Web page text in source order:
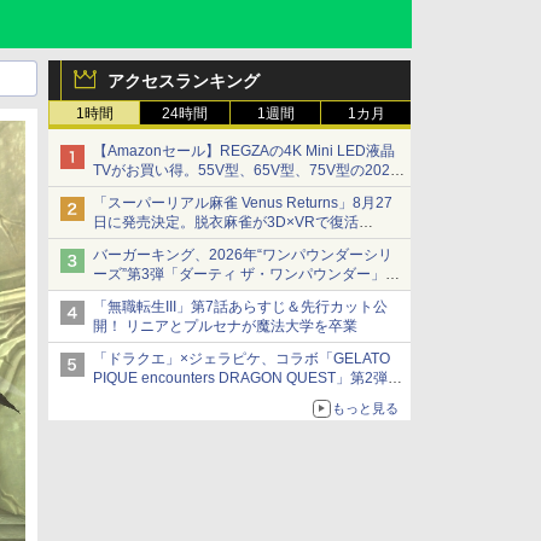
アクセスランキング
1時間 24時間 1週間 1カ月
【Amazonセール】REGZAの4K Mini LED液晶
TVがお買い得。55V型、65V型、75V型の2026
年モデルがラインナップ
「スーパーリアル麻雀 Venus Returns」8月27
日に発売決定。脱衣麻雀が3D×VRで復活
発売から2週間は20%オフになるセールが実施
バーガーキング、2026年“ワンパウンダーシリ
ーズ”第3弾「ダーティ ザ・ワンパウンダー」を
8月7日発売
「特製ガーリックマヨソース」を使用した超大
型チーズバーガー
「無職転生III」第7話あらすじ＆先行カット公
開！ リニアとプルセナが魔法大学を卒業
「ドラクエ」×ジェラピケ、コラボ「GELATO
PIQUE encounters DRAGON QUEST」第2弾が
アイスカップに入ったスライムやわたぼう、ベ
もっと見る